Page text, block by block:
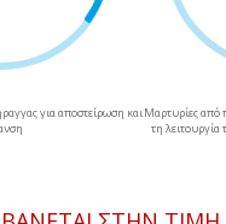
για αποστείρωση καιΜαρτυρίες από
τη